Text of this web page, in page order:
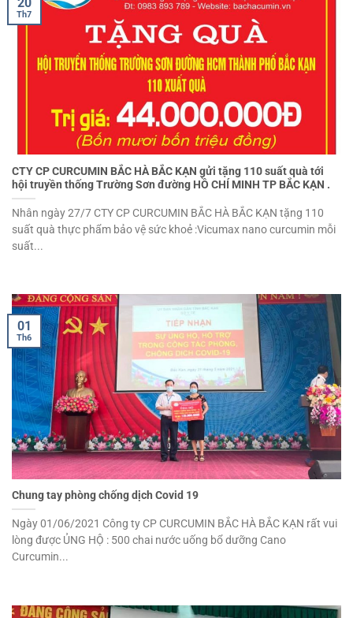
CTY CP CURCUMIN BẮC HÀ BẮC KẠN gửi tặng 110 suất quà tới
hội truyền thống Trường Sơn đường HỒ CHÍ MINH TP BẮC KẠN .
Nhân ngày 27/7 CTY CP CURCUMIN BẮC HÀ BẮC KẠN tặng 110
suất quà thực phẩm bảo vệ sức khoẻ :Vicumax nano curcumin mỗi
suất...
Th7
Chung tay phòng chống dịch Covid 19
Ngày 01/06/2021 Công ty CP CURCUMIN BẮC HÀ BẮC KẠN rất vui
lòng được ỦNG HỘ : 500 chai nước uống bổ dưỡng Cano
Curcumin...
01
Th6